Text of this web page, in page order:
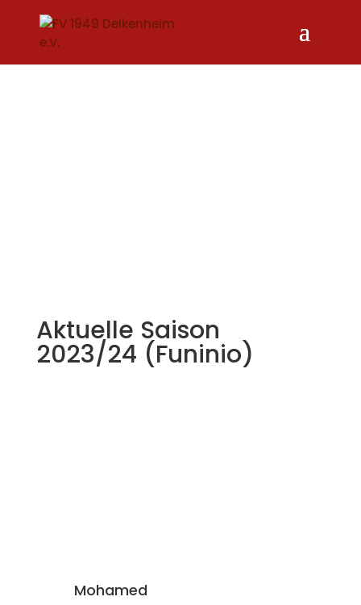
Aktuelle Saison
2023/24 (Funinio)
Mohamed